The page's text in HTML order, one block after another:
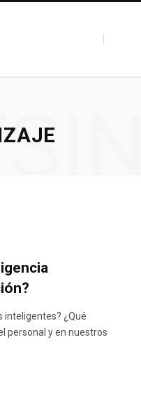
inteligentes? ¿Qué
personal y en nuestros